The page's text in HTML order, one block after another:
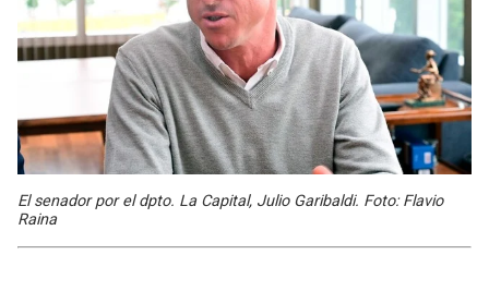
El senador por el dpto. La Capital, Julio Garibaldi. Foto: Flavio
Raina